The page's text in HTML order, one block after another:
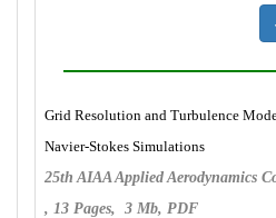
Grid Resolution and Turbulence
Navier-Stokes Simulations
25th AIAA Applied Aerodynamics
, 13 Pages, 3 Mb, PDF